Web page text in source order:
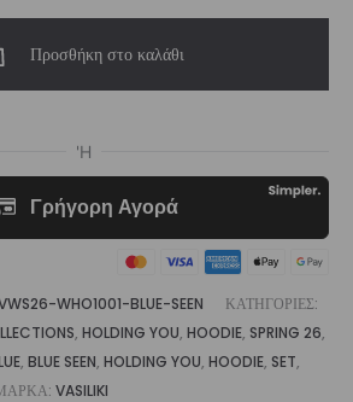
Προσθήκη στο καλάθι
WHO1001-BLUE-SEEN
ΚΑΤΗΓΟΡΊΕΣ:
, HOLDING YOU, HOODIE, SPRING 26,
, BLUE SEEN, HOLDING YOU, HOODIE, SET,
VASILIKI